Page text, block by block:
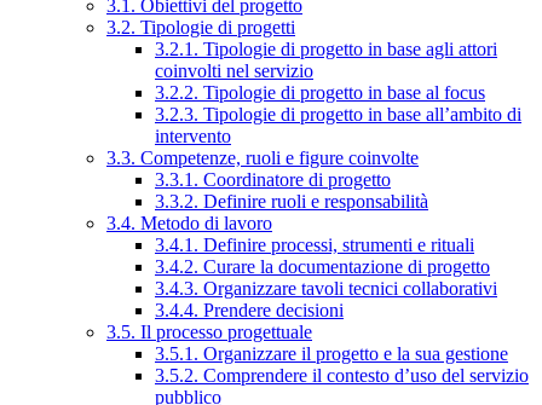
3.1. Obiettivi del progetto
3.2. Tipologie di progetti
3.2.1. Tipologie di progetto in base agli attori
coinvolti nel servizio
3.2.2. Tipologie di progetto in base al focus
3.2.3. Tipologie di progetto in base all’ambito di
intervento
3.3. Competenze, ruoli e figure coinvolte
3.3.1. Coordinatore di progetto
3.3.2. Definire ruoli e responsabilità
3.4. Metodo di lavoro
3.4.1. Definire processi, strumenti e rituali
3.4.2. Curare la documentazione di progetto
3.4.3. Organizzare tavoli tecnici collaborativi
3.4.4. Prendere decisioni
3.5. Il processo progettuale
3.5.1. Organizzare il progetto e la sua gestione
3.5.2. Comprendere il contesto d’uso del servizio
pubblico